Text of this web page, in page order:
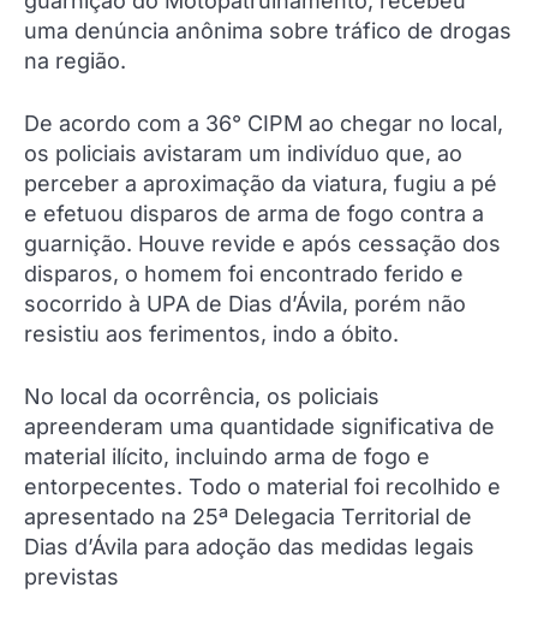
uma denúncia anônima sobre tráfico de drogas
na região.
De acordo com a 36° CIPM ao chegar no local,
os policiais avistaram um indivíduo que, ao
perceber a aproximação da viatura, fugiu a pé
e efetuou disparos de arma de fogo contra a
guarnição. Houve revide e após cessação dos
disparos, o homem foi encontrado ferido e
socorrido à UPA de Dias d’Ávila, porém não
resistiu aos ferimentos, indo a óbito.
No local da ocorrência, os policiais
apreenderam uma quantidade significativa de
material ilícito, incluindo arma de fogo e
entorpecentes. Todo o material foi recolhido e
apresentado na 25ª Delegacia Territorial de
Dias d’Ávila para adoção das medidas legais
previstas